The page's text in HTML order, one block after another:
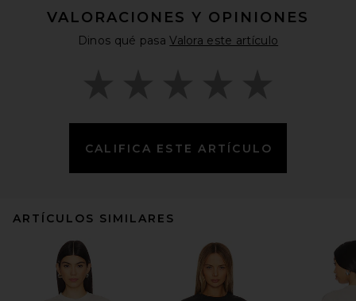
VALORACIONES Y OPINIONES
Dinos qué pasaValora este artículo
CALIFICA ESTE ARTÍCULO
ARTÍCULOS SIMILARES